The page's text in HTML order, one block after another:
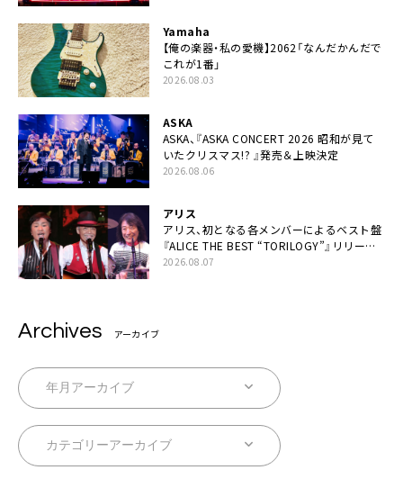
Yamaha
【俺の楽器・私の愛機】2062「なんだかんだで
これが1番」
2026.08.03
ASKA
ASKA、『ASKA CONCERT 2026 昭和が見て
いたクリスマス!? 』発売＆上映決定
2026.08.06
アリス
アリス、初となる各メンバーによるベスト盤
『ALICE THE BEST “TORILOGY”』リリース
決定
2026.08.07
Archives アーカイブ